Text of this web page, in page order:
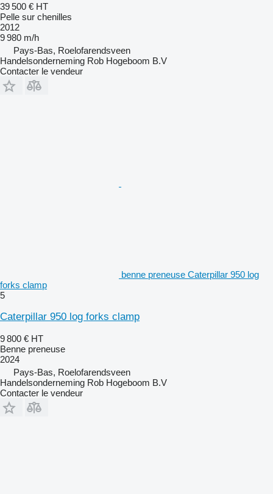
39 500 € HT
Pelle sur chenilles
2012
9 980 m/h
Pays-Bas, Roelofarendsveen
Handelsonderneming Rob Hogeboom B.V
Contacter le vendeur
benne preneuse Caterpillar 950 log
forks clamp
5
Caterpillar 950 log forks clamp
9 800 € HT
Benne preneuse
2024
Pays-Bas, Roelofarendsveen
Handelsonderneming Rob Hogeboom B.V
Contacter le vendeur